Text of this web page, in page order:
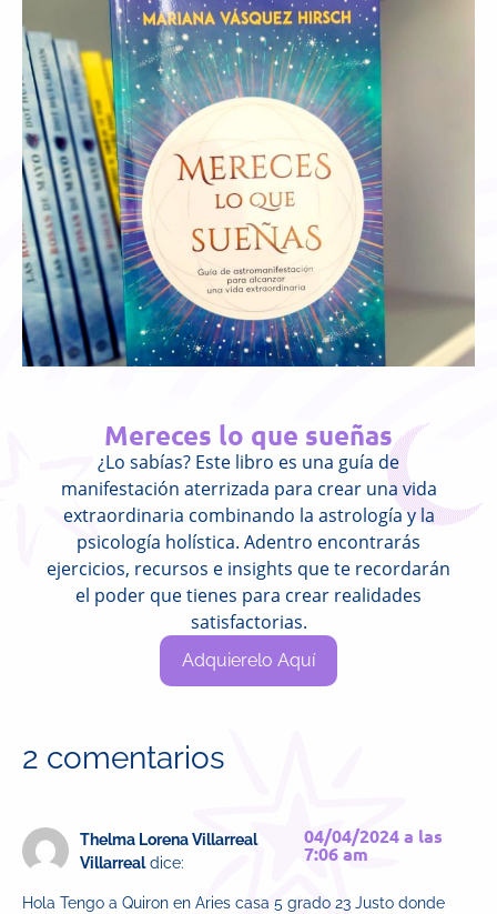
Mereces lo que sueñas
¿Lo sabías? Este libro es una guía de
manifestación aterrizada para crear una vida
extraordinaria combinando la astrología y la
psicología holística. Adentro encontrarás
ejercicios, recursos e insights que te recordarán
el poder que tienes para crear realidades
satisfactorias.
Adquierelo Aquí
2 comentarios
Thelma Lorena Villarreal
Villarreal dice:
04/04/2024 a las
7:06 am
Hola Tengo a Quiron en Aries casa 5 grado 23 Justo donde